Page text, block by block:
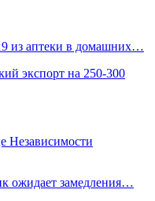
из аптеки в домашних…
экспорт на 250-300
Независимости
ожидает замедления…